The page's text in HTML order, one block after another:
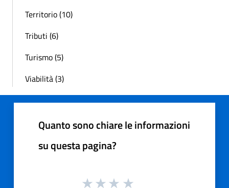
Territorio (10)
Tributi (6)
Turismo (5)
Viabilità (3)
Quanto sono chiare le informazioni
su questa pagina?